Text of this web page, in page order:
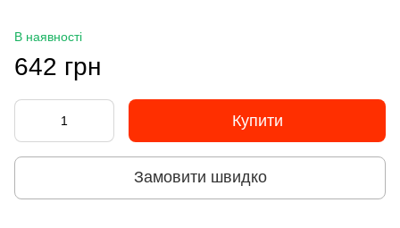
В наявності
642 грн
Купити
Замовити швидко